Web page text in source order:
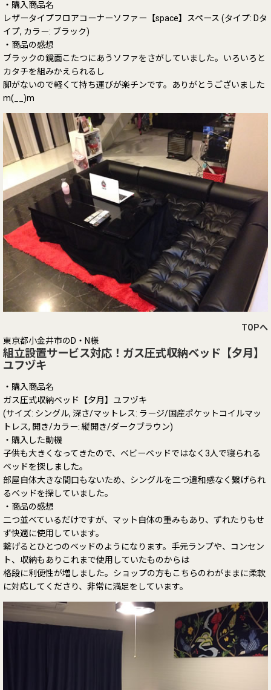
・購入商品名
レザータイプフロアコーナーソファー【space】スペース (タイプ: Dタ
イプ, カラー: ブラック)
・商品の感想
ブラックの鏡面こたつにあうソファをさがしていました。いろいろと
カタチを組みかえられるし
脚がないので軽くて持ち運びが楽チンです。ありがとうございました
m(__)m
TOPへ
東京都小金井市のD・N様
組立設置サービス対応！ガス圧式収納ベッド【夕月】
ユフヅキ
・購入商品名
ガス圧式収納ベッド【夕月】ユフヅキ
(サイズ: シングル, 深さ/マットレス: ラージ/国産ポケットコイルマッ
トレス, 開き/カラー: 縦開き/ダークブラウン)
・購入した動機
子供も大きくなってきたので、ベビーベッドではなく3人で寝られる
ベッドを探しました。
部屋自体大きな間口もないため、シングルを二つ違和感なく繋げられ
るベッドを探していました。
・商品の感想
二つ並べているだけですが、マット自体の重みもあり、ずれたりもせ
ず快適に使用しています。
繋げるとひとつのベッドのようになります。手元ランプや、コンセン
ト、収納もありこれまで使用していたものからは
格段に利便性が増しました。ショップの方もこちらのわがままに柔軟
に対応してくださり、非常に満足をしています。